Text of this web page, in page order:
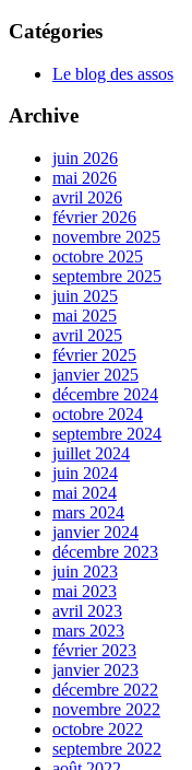
Catégories
Le blog des assos
Archive
juin 2026
mai 2026
avril 2026
février 2026
novembre 2025
octobre 2025
septembre 2025
juin 2025
mai 2025
avril 2025
février 2025
janvier 2025
décembre 2024
octobre 2024
septembre 2024
juillet 2024
juin 2024
mai 2024
mars 2024
janvier 2024
décembre 2023
juin 2023
mai 2023
avril 2023
mars 2023
février 2023
janvier 2023
décembre 2022
novembre 2022
octobre 2022
septembre 2022